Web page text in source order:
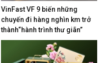
VinFast VF 9 biến những
chuyến đi hàng nghìn km trở
thành“hành trình thư giãn”